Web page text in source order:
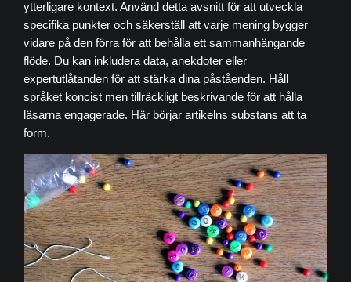
ytterligare kontext. Använd detta avsnitt för att utveckla
specifika punkter och säkerställ att varje mening bygger
vidare på den förra för att behålla ett sammanhängande
flöde. Du kan inkludera data, anekdoter eller
expertutlåtanden för att stärka dina påståenden. Håll
språket koncist men tillräckligt beskrivande för att hålla
läsarna engagerade. Här börjar artikelns substans att ta
form.